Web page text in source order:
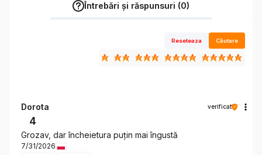
Întrebări și răspunsuri (0)
Reseteaza Căutare
Dorota verificat
4
Grozav, dar încheietura puțin mai îngustă
7/31/2026